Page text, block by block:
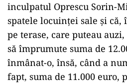
inculpatul Oprescu Sorin-
spatele locuinței sale și
pe terase, care puteau
să împrumute suma de
înmânat-o, însă, când a
fapt, suma de 11.000 euro,